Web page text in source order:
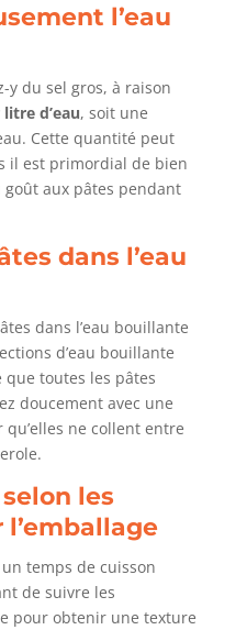
l’eau
y du sel gros, à raison
d’eau, soit une
Cette quantité peut
il est primordial de bien
goût aux pâtes pendant
dans l’eau
dans l’eau bouillante
d’eau bouillante
que toutes les pâtes
doucement avec une
ne collent entre
les
temps de cuisson
de suivre les
pour obtenir une texture